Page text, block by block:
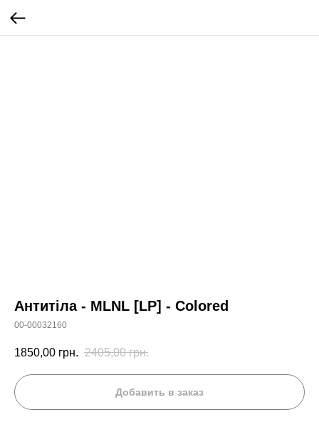
Антитіла - MLNL [LP] - Colored
00-00032160
1850,00 грн. 2405,00 грн.
Добавить в заказ